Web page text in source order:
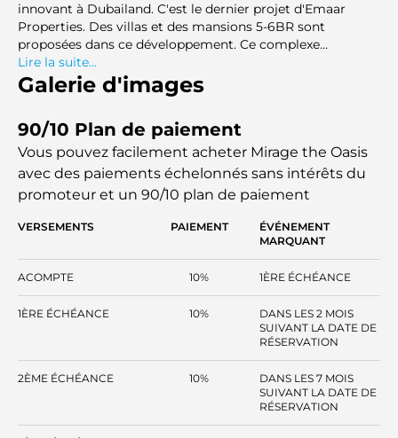
innovant à Dubailand. C'est le dernier projet d'Emaar
Properties. Des villas et des mansions 5-6BR sont
proposées dans ce développement. Ce complexe
résidentiel allie parfaitement luxe et nature. Ce
développement fait partie de la communauté The Oasis
d'Emaar Properties. Le projet Mirage a été annoncé en
vie premium avec des commodités modernes au Mirage.
Les individus à la recherche d'un environnement paisible
pour s'installer peuvent explorer les propriétés de ce
développement exceptionnel.
Lire la suite...
Galerie d'images
90/10 Plan de paiement
Vous pouvez facilement acheter Mirage the Oasis
avec des paiements échelonnés sans intérêts du
promoteur et un 90/10 plan de paiement
VERSEMENTS PAIEMENT
ÉVÉNEMENT
MARQUANT
ACOMPTE 10% 1ÈRE ÉCHÉANCE
1ÈRE ÉCHÉANCE 10%
DANS LES 2 MOIS
SUIVANT LA DATE DE
RÉSERVATION
2ÈME ÉCHÉANCE 10%
DANS LES 7 MOIS
SUIVANT LA DATE DE
RÉSERVATION